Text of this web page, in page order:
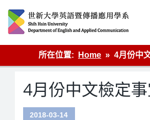
content
英語傳播
所在位置:
Home 4月份中
4月份中文檢定
2018-03-14